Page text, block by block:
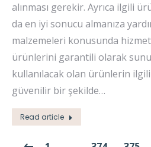
alınması gerekir. Ayrıca ilgili
da en iyi sonucu almanıza
malzemeleri konusunda
ürünlerini garantili olarak
kullanılacak olan ürünlerin ilgili
güvenilir bir şekilde…
Read article